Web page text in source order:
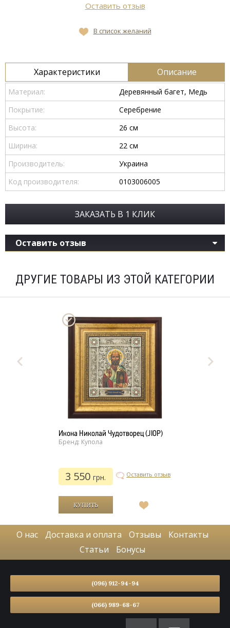
Оставить отзыв
В список желаний
Характеристики Описание
Материал:
Деревянный багет, Медь
Покрытие:
Серебрение
Высота:
26 см
Ширина:
22 см
Производитель:
Украина
Код производителя:
0103006005
ЗАКАЗАТЬ В 1 КЛИК
Оставить отзыв
ДРУГИЕ ТОВАРЫ ИЗ ЭТОЙ КАТЕГОРИИ
Икона Николай Чудотворец (JIOP)
Бренд: Купола
3 550грн. Оставить отзыв
желаний
О нас Доставка и оплата Отзывы
Контакты
Статьи
Бонусы
(096) 912-94-94
(066) 989-68-67